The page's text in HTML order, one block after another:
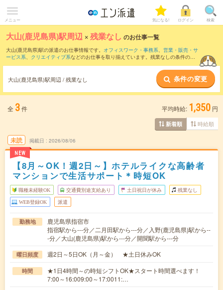
メニュー 気になる! ログイン 検索
大山(鹿児島県)駅周辺 ×残業なし のお仕事一覧
大山(鹿児島県)駅の派遣のお仕事情報です。 オフィスワーク・事務系、 営業・販売・サ
ービス系、 クリエイティブ系などのお仕事を取り揃えています。残業なしの条件の他
大山(鹿児島県)駅周辺 / 残業なし 条件の変更
全 3件 平均時給: 1,350 円
新着順 時給順
未読
NEW
掲載日 2026/08/06
【8月～OK！週2日～】ホテルライクな高齢者
マンションで生活サポート＊時短OK
職種未経験OK 交通費別途支給あり 土日祝日が休み 残業なし
WEB登録OK 派遣
勤務地
鹿児島県指宿市
指宿駅から---分／二月田駅から---分／入野(鹿児島県)駅から--
-分／大山(鹿児島県)駅から---分／開聞駅から---分
曜日頻度 週2日～5日OK（月～金） ★土日休みOK
時間
★1日4時間～の時短シフトOK★スタート時間選べます！
7:00～16:009:00～17:0011:…